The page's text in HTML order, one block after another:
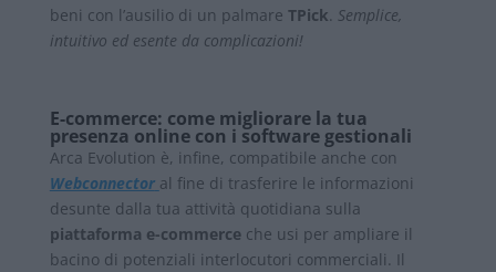
beni con l’ausilio di un palmare TPick. Semplice,
intuitivo ed esente da complicazioni!
E-commerce: come migliorare la tua
presenza online con i software gestionali
Arca Evolution è, infine, compatibile anche con
Webconnector al fine di trasferire le informazioni
desunte dalla tua attività quotidiana sulla
piattaforma e-commerceche usi per ampliare il
bacino di potenziali interlocutori commerciali. Il